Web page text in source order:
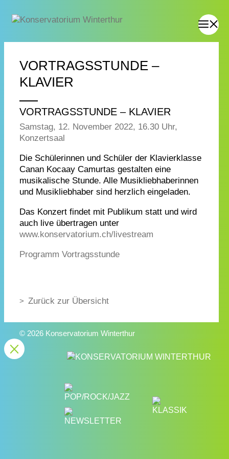
VORTRAGSSTUNDE –
KLAVIER
VORTRAGSSTUNDE – KLAVIER
Samstag, 12. November 2022, 16.30 Uhr,
Konzertsaal
Die Schülerinnen und Schüler der Klavierklasse
Canan Kocaay Camurtas gestalten eine
musikalische Stunde. Alle Musikliebhaberinnen
und Musikliebhaber sind herzlich eingeladen.
Das Konzert findet mit Publikum statt und wird
auch live übertragen unter
www.konservatorium.ch/livestream
Programm Vortragsstunde
Zurück zur Übersicht
© 2026 Konservatorium Winterthur